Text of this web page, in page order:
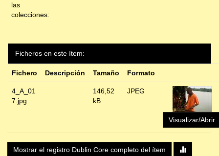
las
colecciones:
Ficheros en este ítem:
Fichero Descripción Tamaño Formato
4_A_01
7.jpg
146,52
kB
JPEG
Visualizar/Abrir
Mostrar el registro Dublin Core completo del ítem